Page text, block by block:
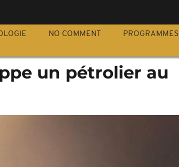
NO COMMENT PROGRAMMES
un pétrolier au